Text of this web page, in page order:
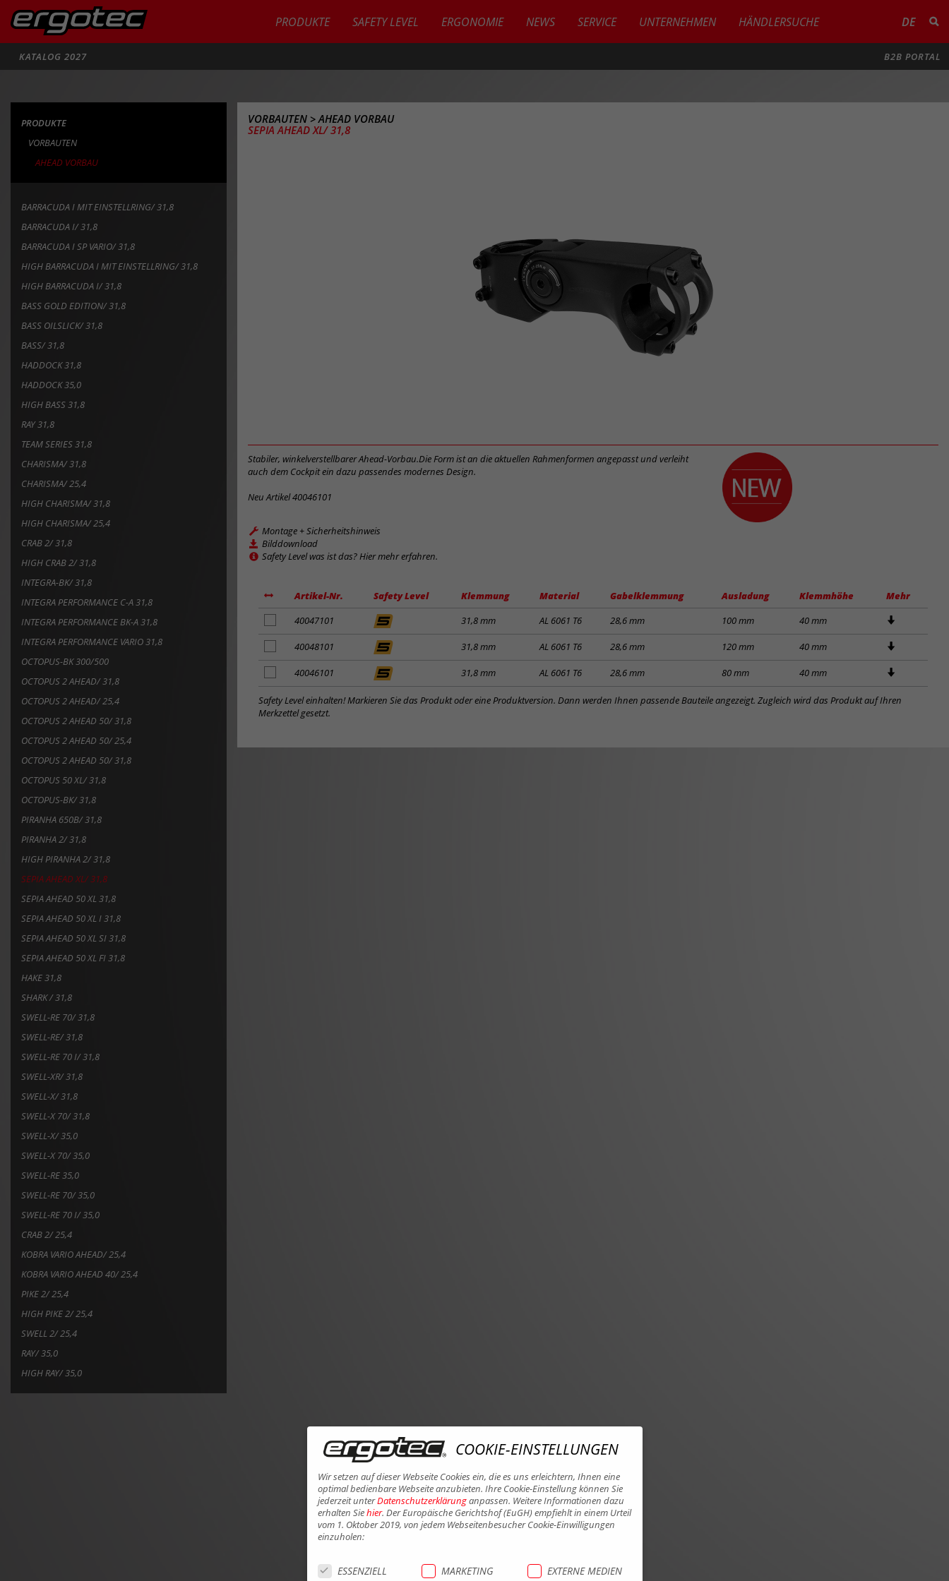
PRODUKTE SAFETY LEVEL ERGONOMIE NEWS SERVICE UNTERNEHMEN HÄNDLERSUCHE DE
KATALOG 2027 B2B PORTAL
PRODUKTE
VORBAUTEN
AHEAD VORBAU
BARRACUDA I MIT EINSTELLRING/ 31,8
BARRACUDA I/ 31,8
BARRACUDA I SP VARIO/ 31,8
HIGH BARRACUDA I MIT EINSTELLRING/ 31,8
HIGH BARRACUDA I/ 31,8
BASS GOLD EDITION/ 31,8
BASS OILSLICK/ 31,8
BASS/ 31,8
HADDOCK 31,8
HADDOCK 35,0
HIGH BASS 31,8
RAY 31,8
TEAM SERIES 31,8
CHARISMA/ 31,8
CHARISMA/ 25,4
HIGH CHARISMA/ 31,8
HIGH CHARISMA/ 25,4
CRAB 2/ 31,8
HIGH CRAB 2/ 31,8
INTEGRA-BK/ 31,8
INTEGRA PERFORMANCE C-A 31,8
INTEGRA PERFORMANCE BK-A 31,8
INTEGRA PERFORMANCE VARIO 31,8
OCTOPUS-BK 300/500
OCTOPUS 2 AHEAD/ 31,8
OCTOPUS 2 AHEAD/ 25,4
OCTOPUS 2 AHEAD 50/ 31,8
OCTOPUS 2 AHEAD 50/ 25,4
OCTOPUS 2 AHEAD 50/ 31,8
OCTOPUS 50 XL/ 31,8
OCTOPUS-BK/ 31,8
PIRANHA 650B/ 31,8
PIRANHA 2/ 31,8
HIGH PIRANHA 2/ 31,8
SEPIA AHEAD XL/ 31,8
SEPIA AHEAD 50 XL 31,8
SEPIA AHEAD 50 XL I 31,8
SEPIA AHEAD 50 XL SI 31,8
SEPIA AHEAD 50 XL FI 31,8
HAKE 31,8
SHARK / 31,8
SWELL-RE 70/ 31,8
SWELL-RE/ 31,8
SWELL-RE 70 I/ 31,8
SWELL-XR/ 31,8
SWELL-X/ 31,8
SWELL-X 70/ 31,8
SWELL-X/ 35,0
SWELL-X 70/ 35,0
SWELL-RE 35,0
SWELL-RE 70/ 35,0
SWELL-RE 70 I/ 35,0
CRAB 2/ 25,4
KOBRA VARIO AHEAD/ 25,4
KOBRA VARIO AHEAD 40/ 25,4
PIKE 2/ 25,4
HIGH PIKE 2/ 25,4
SWELL 2/ 25,4
RAY/ 35,0
HIGH RAY/ 35,0
VORBAUTEN >AHEAD VORBAU
SEPIA AHEAD XL/ 31,8
Stabiler, winkelverstellbarer Ahead-Vorbau.Die Form ist an die aktuellen Rahmenformen angepasst und verleiht
auch dem Cockpit ein dazu passendes modernes Design.
Neu Artikel 40046101
Montage + Sicherheitshinweis
Bilddownload
Safety Level was ist das? Hier mehr erfahren.
Artikel-Nr. Safety Level Klemmung Material Gabelklemmung Ausladung Klemmhöhe
Mehr
zum
Merkzettel
hinzufügen
40047101 31,8 mm AL 6061 T6 28,6 mm 100 mm 40 mm
zum
Merkzettel
hinzufügen
40048101 31,8 mm AL 6061 T6 28,6 mm 120 mm 40 mm
zum
Merkzettel
hinzufügen
40046101 31,8 mm AL 6061 T6 28,6 mm 80 mm 40 mm
Safety Level einhalten! Markieren Sie das Produkt oder eine Produktversion. Dann werden Ihnen passende Bauteile angezeigt. Zugleich wird das Produkt auf Ihren
Merkzettel gesetzt.
COOKIE-EINSTELLUNGEN
Wir setzen auf dieser Webseite Cookies ein, die es uns erleichtern, Ihnen eine
optimal bedienbare Webseite anzubieten. Ihre Cookie-Einstellung können Sie
jederzeit unterDatenschutzerklärunganpassen. Weitere Informationen dazu
erhalten Siehier. Der Europäische Gerichtshof (EuGH) empfiehlt in einem Urteil
vom 1. Oktober 2019, von jedem Webseitenbesucher Cookie-Einwilligungen
einzuholen:
ESSENZIELL MARKETING EXTERNE MEDIEN